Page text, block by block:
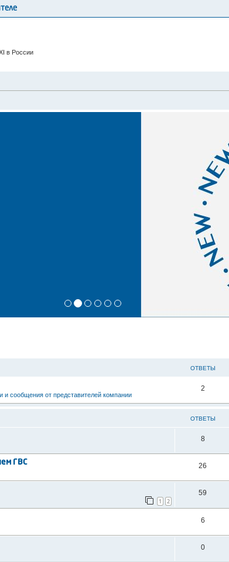
в России
ОТВЕТЫ
сообщения от представителей компании
2
ОТВЕТЫ
8
ГВС 26
1 2
59
6
0